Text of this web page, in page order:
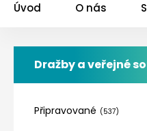
Úvod O nás
Dražby a veřejné
Připravované (537)